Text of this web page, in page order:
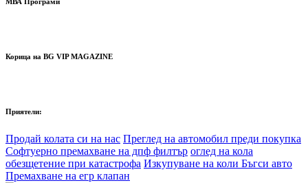
Корица на BG VIP MAGAZINE
Приятели:
Продай колата си на нас Преглед на автомобил преди покупка
Софтуерно премахване на дпф филтър оглед на кола
обезщетение при катастрофа Изкупуване на коли Бъгси авто
Премахване на егр клапан